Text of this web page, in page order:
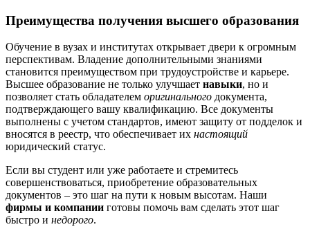
Преимущества получения высшего образования
Обучение в вузах и институтах открывает двери к огромным
перспективам. Владение дополнительными знаниями
становится преимуществом при трудоустройстве и карьере.
Высшее образование не только улучшает навыки, но и
позволяет стать обладателем оригинального документа,
подтверждающего вашу квалификацию. Все документы
выполнены с учетом стандартов, имеют защиту от подделок и
вносятся в реестр, что обеспечивает их настоящий
юридический статус.
Если вы студент или уже работаете и стремитесь
совершенствоваться, приобретение образовательных
документов – это шаг на пути к новым высотам. Наши
фирмы и компании готовы помочь вам сделать этот шаг
быстро и недорого.